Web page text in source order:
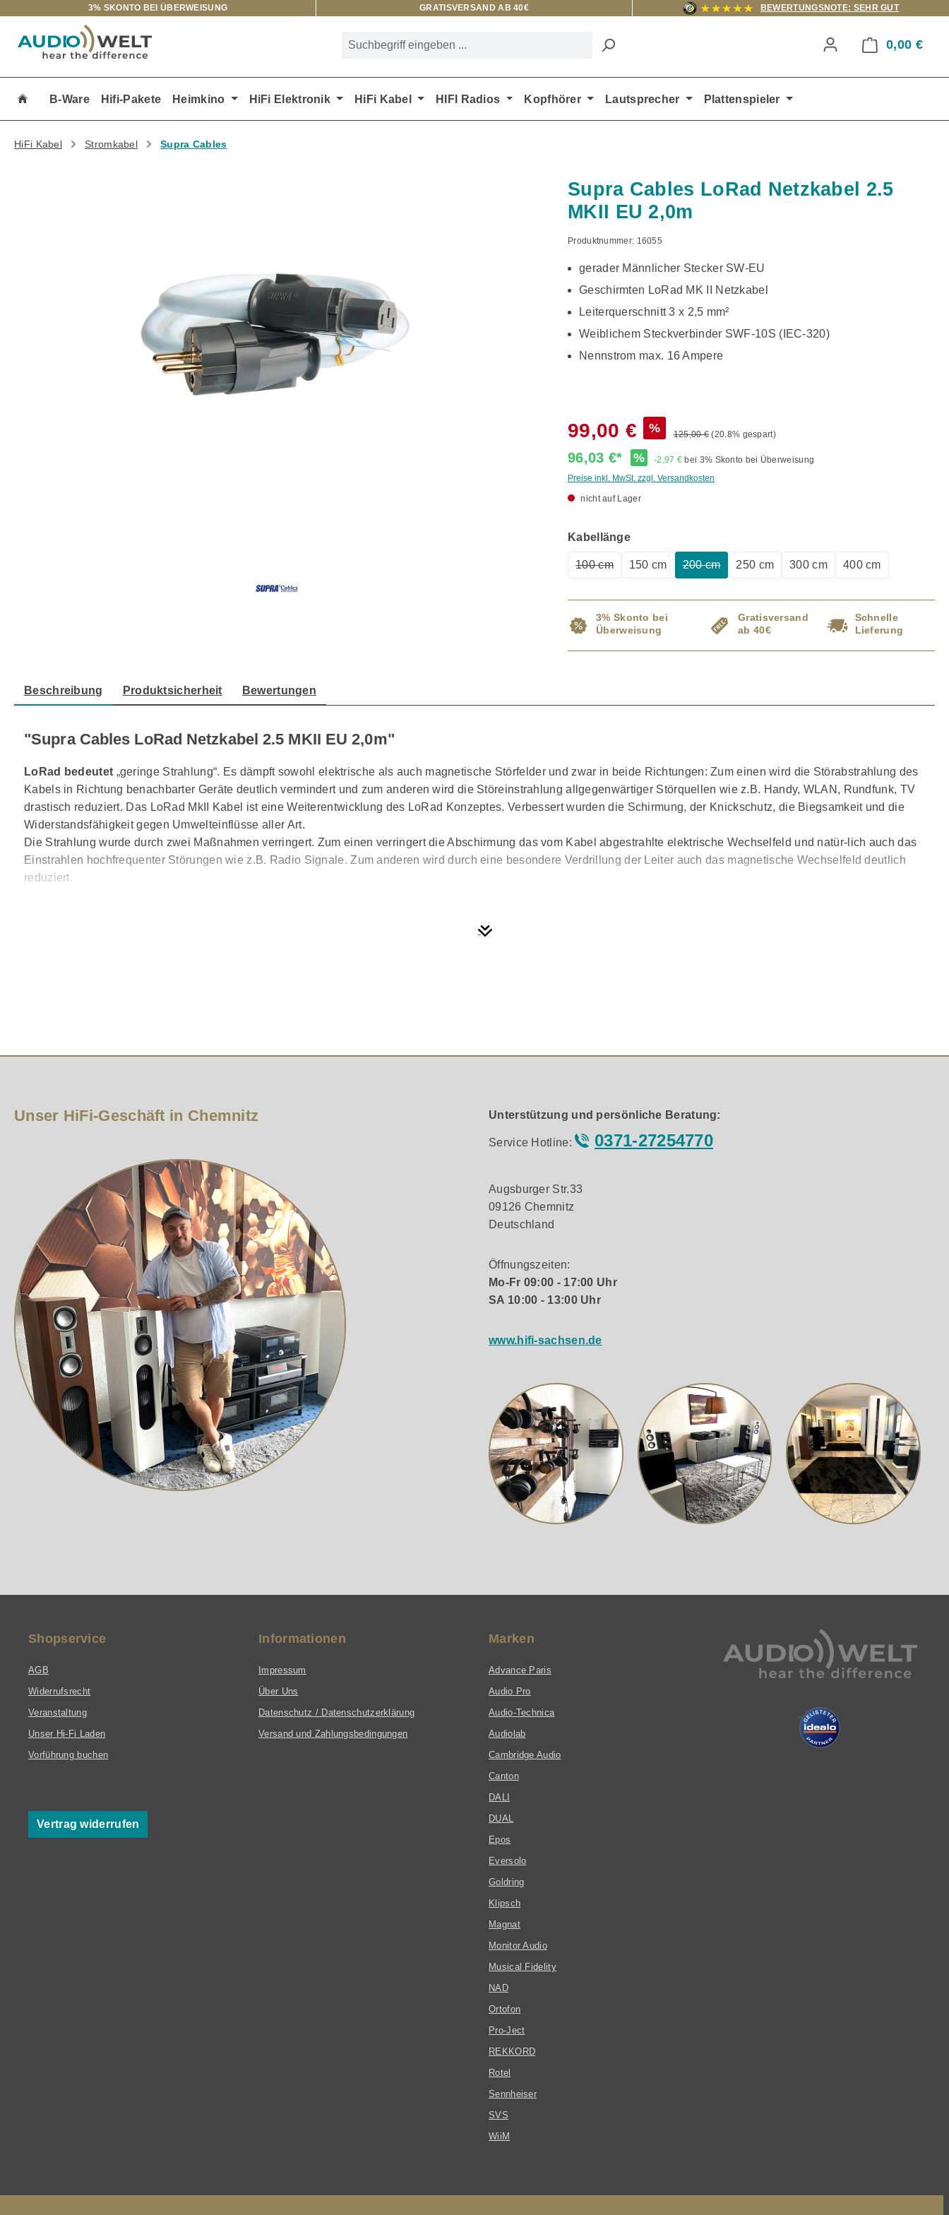
Hauptinhalt springen
Zur Suche springen
Zur Hauptnavigation springen
3% SKONTO BEI ÜBERWEISUNG GRATISVERSAND AB 40€ BEWERTUNGSNOTE: SEHR GUT
0,00 €
B-Ware Hifi-Pakete Heimkino HiFi Elektronik HiFi Kabel HIFI Radios Kopfhörer Lautsprecher Plattenspieler
HiFi Kabel Stromkabel Supra Cables
Supra Cables LoRad Netzkabel 2.5
MKII EU 2,0m
Produktnummer: 16055
gerader Männlicher Stecker SW-EU
Geschirmten LoRad MK II Netzkabel
Leiterquerschnitt 3 x 2,5 mm²
Weiblichem Steckverbinder SWF-10S (IEC-320)
Nennstrom max. 16 Ampere
99,00 € % 125,00 € (20.8% gespart)
96,03 €* % -2,97 € bei 3% Skonto bei Überweisung
Preise inkl. MwSt. zzgl. Versandkosten
nicht auf Lager
Kabellängeauswählen
100 cm 150 cm 200 cm 250 cm 300 cm 400 cm
3% Skonto bei
Überweisung
Gratisversand
ab 40€
Schnelle
Lieferung
Beschreibung Produktsicherheit Bewertungen
"Supra Cables LoRad Netzkabel 2.5 MKII EU 2,0m"
LoRad bedeutet „geringe Strahlung“. Es dämpft sowohl elektrische als auch magnetische Störfelder und zwar in beide Richtungen: Zum einen wird die Störabstrahlung des
Kabels in Richtung benachbarter Geräte deutlich vermindert und zum anderen wird die Störeinstrahlung allgegenwärtiger Störquellen wie z.B. Handy, WLAN, Rundfunk, TV
drastisch reduziert. Das LoRad MkII Kabel ist eine Weiterentwicklung des LoRad Konzeptes. Verbessert wurden die Schirmung, der Knickschutz, die Biegsamkeit und die
Widerstandsfähigkeit gegen Umwelteinflüsse aller Art.
Die Strahlung wurde durch zwei Maßnahmen verringert. Zum einen verringert die Abschirmung das vom Kabel abgestrahlte elektrische Wechselfeld und natür-lich auch das
Einstrahlen hochfrequenter Störungen wie z.B. Radio Signale. Zum anderen wird durch eine besondere Verdrillung der Leiter auch das magnetische Wechselfeld deutlich
reduziert.
„Störteppich“ um einige dB reduziert, wodurch viele kleine Details in der Musik erst wieder hörbar werden. Die Folgen sind verbesserte Feindynamik und höhere Auflösung.
LoRad an einer vorschriftsmäßig mit dem Schutzleiter verbundenen Steckdoseverwendet werden.
HiFi und Tonstudios
Medizintechnik
Laborbedarf
EHS (electro hypersensitivity)
allgemeine Störgeräuschkritische Installation
Referenzen:
Swedish National Laboratory of Forensic Science, SKL
Swedish Air Force (JAS Project)
Krankenhäuser
Mehrheit der europäischen Flughafen Tower
Unser HiFi-Geschäft in Chemnitz Unterstützung und persönliche Beratung:
Service Hotline: 0371-27254770
Augsburger Str.33
09126 Chemnitz
Deutschland
Öffnungszeiten:
Mo-Fr 09:00 - 17:00 Uhr
SA 10:00 - 13:00 Uhr
www.hifi-sachsen.de
Shopservice
AGB
Widerrufsrecht
Veranstaltung
Unser Hi-Fi Laden
Vorführung buchen
Vertrag widerrufen
Informationen
Impressum
Über Uns
Datenschutz / Datenschutzerklärung
Versand und Zahlungsbedingungen
Marken
Advance Paris
Audio Pro
Audio-Technica
Audiolab
Cambridge Audio
Canton
DALI
DUAL
Epos
Eversolo
Goldring
Klipsch
Magnat
Monitor Audio
Musical Fidelity
NAD
Ortofon
Pro-Ject
REKKORD
Rotel
Sennheiser
SVS
WiiM